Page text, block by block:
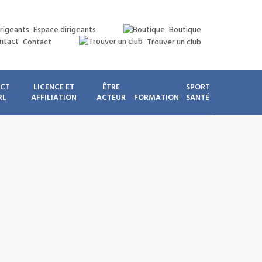
Espace dirigeants
Boutique
Contact
Trouver un club
LICENCE ET
AFFILIATION
ÊTRE
ACTEUR
FORMATION
SPORT
SANTÉ